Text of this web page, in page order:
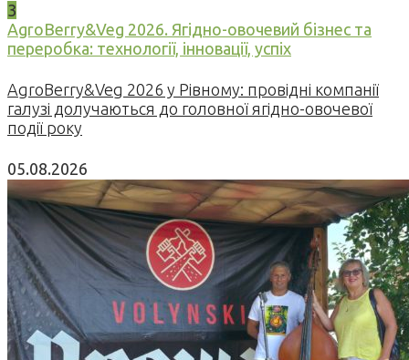
3
AgroBerry&Veg 2026. Ягідно-овочевий бізнес та
переробка: технології, інновації, успіх
AgroBerry&Veg 2026 у Рівному: провідні компанії
галузі долучаються до головної ягідно-овочевої
події року
05.08.2026